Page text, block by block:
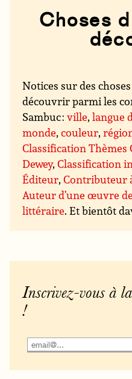
Choses
Notices sur des
découvrir parmi les
Sambuc :ville,langue
monde,couleur,
Classification Thèmes
Dewey,Classification
Éditeur,Contributeur
Auteur d’une œuvre
littéraire. Et bientôt
Inscrivez-vous à
!